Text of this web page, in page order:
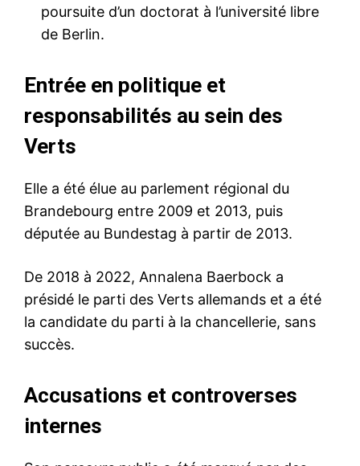
poursuite d’un doctorat à l’université libre
de Berlin.
Entrée en politique et
responsabilités au sein des
Verts
Elle a été élue au parlement régional du
Brandebourg entre 2009 et 2013, puis
députée au Bundestag à partir de 2013.
De 2018 à 2022, Annalena Baerbock a
présidé le parti des Verts allemands et a été
la candidate du parti à la chancellerie, sans
succès.
Accusations et controverses
internes